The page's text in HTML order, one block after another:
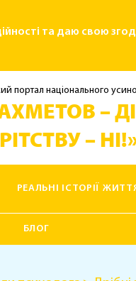
та даю свою
портал національного
–
–
РЕАЛЬНІ ІСТОРІЇ
БЛОГ